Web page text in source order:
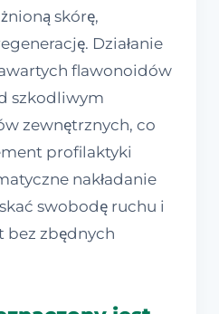
skórę,
Działanie
flawonoidów
szkodliwym
zewnętrznych, co
profilaktyki
nakładanie
swobodę ruchu i
bez zbędnych